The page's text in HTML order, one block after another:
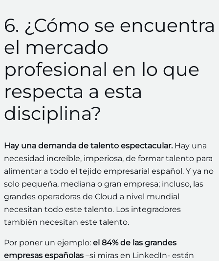
6. ¿Cómo se encuentra
el mercado
profesional en lo que
respecta a esta
disciplina?
Hay una demanda de talento espectacular. Hay una
necesidad increíble, imperiosa, de formar talento para
alimentar a todo el tejido empresarial español. Y ya no
solo pequeña, mediana o gran empresa; incluso, las
grandes operadoras de Cloud a nivel mundial
necesitan todo este talento. Los integradores
también necesitan este talento.
Por poner un ejemplo: el 84% de las grandes
empresas españolas –si miras en LinkedIn- están